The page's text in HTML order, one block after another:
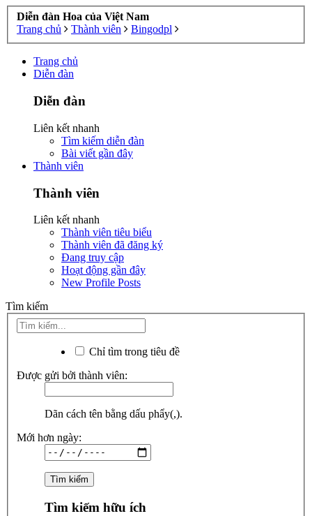
Diễn đàn Hoa của Việt Nam
Trang chủ
Thành viên Bingodpl
Trang chủ
Diễn đàn
Diễn đàn
Liên kết nhanh
Tìm kiếm diễn đàn
Bài viết gần đây
Thành viên
Thành viên
Liên kết nhanh
Thành viên tiêu biểu
Thành viên đã đăng ký
Đang truy cập
Hoạt động gần đây
New Profile Posts
Tìm kiếm
Chỉ tìm trong tiêu đề
Được gửi bởi thành viên:
Dãn cách tên bằng dấu phẩy(,).
Mới hơn ngày:
Tìm kiếm hữu ích